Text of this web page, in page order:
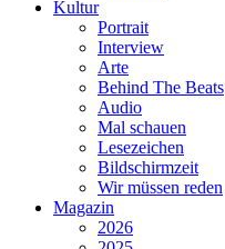
Kultur
Portrait
Interview
Arte
Behind The Beats
Audio
Mal schauen
Lesezeichen
Bildschirmzeit
Wir müssen reden
Magazin
2026